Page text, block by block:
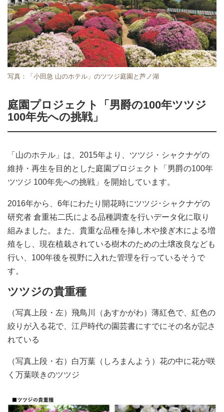
写真：「小田急 山のホテル」のツツジ庭園と芦ノ湖
庭園プロジェクト「男爵の100年ツツジ
100年先への挑戦」
「山のホテル」は、2015年より、ツツジ・シャクナゲの
維持・再生を目的とした庭園プロジェクト「男爵の100年
ツツジ 100年先への挑戦」を開始しています。
2016年から、6年にわたり開花時にツツジ･シャクナゲの
研究者 倉重祐二氏による品種調査を行いデータ化に取り
組みました。また、貴重な品種を挿し木や接ぎ木による増
殖をし、現在植栽されている樹木のための土壌改良なども
行い、100年後を視野に入れた管理を行っているそうで
す。
ツツジの貴重種
（写真上段・左）飛鳥川（あすかがわ）薄紅色で、紅色の
絞りが入る花で、江戸時代の園芸書にすでにその名が記さ
れている
（写真上段・右）白万葉（しろまんよう）花の中に花が咲
く万葉咲きのツツジ